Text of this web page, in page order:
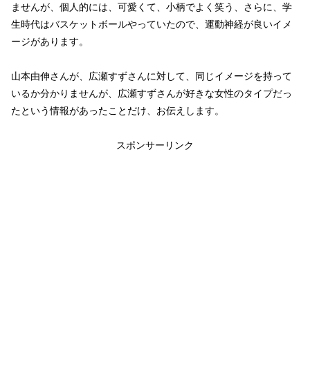
ませんが、個人的には、可愛くて、小柄でよく笑う、さらに、学
生時代はバスケットボールやっていたので、運動神経が良いイメ
ージがあります。
山本由伸さんが、広瀬すずさんに対して、同じイメージを持って
いるか分かりませんが、広瀬すずさんが好きな女性のタイプだっ
たという情報があったことだけ、お伝えします。
スポンサーリンク